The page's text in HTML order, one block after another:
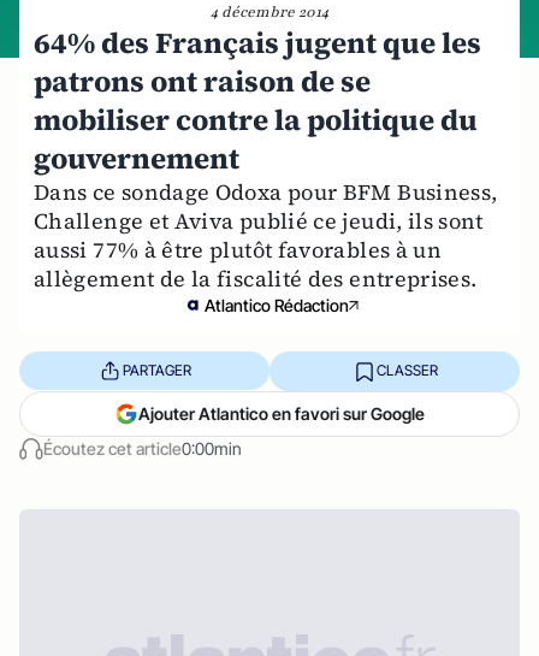
4 décembre 2014
64% des Français jugent que les
patrons ont raison de se
mobiliser contre la politique du
gouvernement
Dans ce sondage Odoxa pour BFM Business,
Challenge et Aviva publié ce jeudi, ils sont
aussi 77% à être plutôt favorables à un
allègement de la fiscalité des entreprises.
Atlantico Rédaction
Écoutez cet article0:00min
PARTAGER CLASSER
Ajouter Atlantico en favori sur Google